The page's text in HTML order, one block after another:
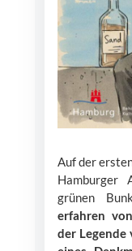
Auf der
Hamburger
grünen
erfahren
der Legende